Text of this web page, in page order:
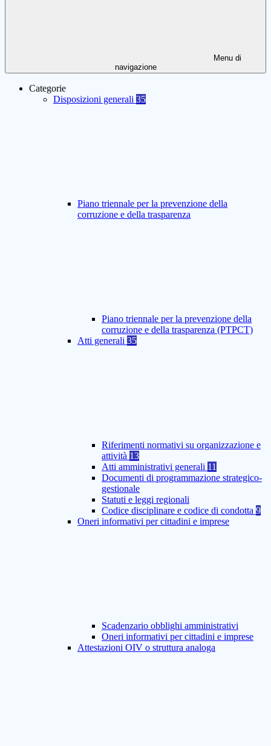
Menu di
navigazione
Categorie
Disposizioni generali 35
Piano triennale per la prevenzione della
corruzione e della trasparenza
Piano triennale per la prevenzione della
corruzione e della trasparenza (PTPCT)
Atti generali 35
Riferimenti normativi su organizzazione e
attività 13
Atti amministrativi generali 11
Documenti di programmazione strategico-
gestionale
Statuti e leggi regionali
Codice disciplinare e codice di condotta 9
Oneri informativi per cittadini e imprese
Scadenzario obblighi amministrativi
Oneri informativi per cittadini e imprese
Attestazioni OIV o struttura analoga